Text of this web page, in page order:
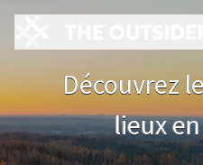
Découvrez
lieux